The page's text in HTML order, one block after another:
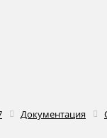
Документация